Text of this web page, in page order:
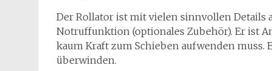
Der Rollator ist mit vielen sinnvollen Details
Notruffunktion (optionales Zubehör). Er ist
kaum Kraft zum Schieben aufwenden
überwinden.